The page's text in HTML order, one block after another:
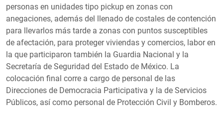
personas en unidades tipo pickup en zonas con
anegaciones, además del llenado de costales de contención
para llevarlos más tarde a zonas con puntos susceptibles
de afectación, para proteger viviendas y comercios, labor en
la que participaron también la Guardia Nacional y la
Secretaría de Seguridad del Estado de México. La
colocación final corre a cargo de personal de las
Direcciones de Democracia Participativa y la de Servicios
Públicos, así como personal de Protección Civil y Bomberos.